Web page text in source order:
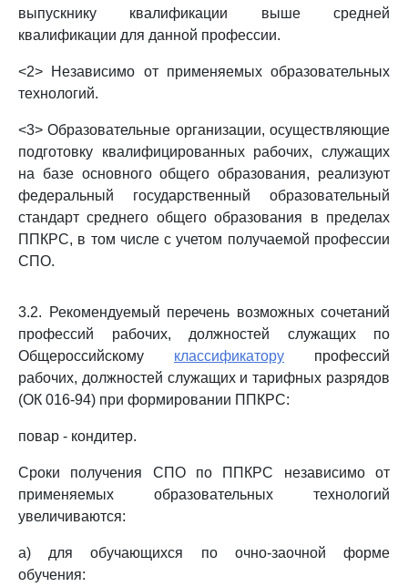
выпускнику квалификации выше средней
квалификации для данной профессии.
<2> Независимо от применяемых образовательных
технологий.
<3> Образовательные организации, осуществляющие
подготовку квалифицированных рабочих, служащих
на базе основного общего образования, реализуют
федеральный государственный образовательный
стандарт среднего общего образования в пределах
ППКРС, в том числе с учетом получаемой профессии
СПО.
3.2. Рекомендуемый перечень возможных сочетаний
профессий рабочих, должностей служащих по
Общероссийскому классификатору профессий
рабочих, должностей служащих и тарифных разрядов
(ОК 016-94) при формировании ППКРС:
повар - кондитер.
Сроки получения СПО по ППКРС независимо от
применяемых образовательных технологий
увеличиваются:
а) для обучающихся по очно-заочной форме
обучения: